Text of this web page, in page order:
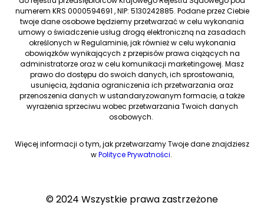
numerem KRS 0000594691 , NIP: 5130242885. Podane przez Ciebie
twoje dane osobowe będziemy przetwarzać w celu wykonania
umowy o świadczenie usług drogą elektroniczną na zasadach
określonych w Regulaminie, jak również w celu wykonania
obowiązków wynikających z przepisów prawa ciążących na
administratorze oraz w celu komunikacji marketingowej. Masz
prawo do dostępu do swoich danych, ich sprostowania,
usunięcia, żądania ograniczenia ich przetwarzania oraz
przenoszenia danych w ustandaryzowanym formacie, a także
wyrażenia sprzeciwu wobec przetwarzania Twoich danych
osobowych.
Więcej informacji o tym, jak przetwarzamy Twoje dane znajdziesz
wPolityce Prywatności.
© 2024 Wszystkie prawa zastrzeżone